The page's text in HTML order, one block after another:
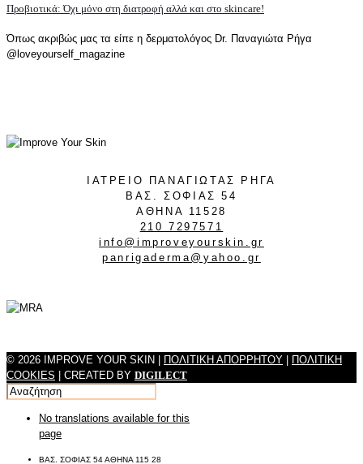
Προβιοτικά: Όχι μόνο στη διατροφή αλλά και στο skincare!
Όπως ακριβώς μας τα είπε η δερματολόγος Dr. Παναγιώτα Ρήγα
@loveyourself_magazine
ΙΑΤΡΕΙΟ ΠΑΝΑΓΙΩΤΑΣ ΡΗΓΑ
ΒΑΣ. ΣΟΦΙΑΣ 54
ΑΘΗΝΑ 11528
210 7297571
info@improveyourskin.gr
panrigaderma@yahoo.gr
© 2026 IMPROVE YOUR SKIN | ΠΟΛΙΤΙΚΗ ΑΠΟΡΡΗΤΟΥ
ΠΟΛΙΤΙΚΗ
COOKIES | CREATED BY DIGILECT
No translations available for this
page
ΒΑΣ. ΣΟΦΙΑΣ 54 ΑΘΗΝΑ 115 28